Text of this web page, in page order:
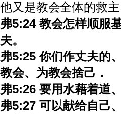
他又是教会全体的救
弗5:24 教会怎样顺服
夫。
弗5:25 你们作丈夫的
教会、为教会捨己．
弗5:26 要用水藉着道
弗5:27 可以献给自己